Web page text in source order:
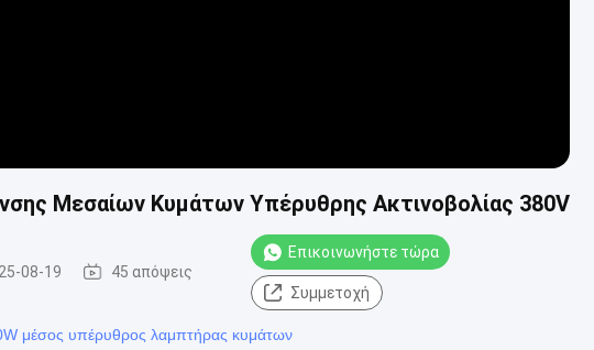
Μεσαίων Κυμάτων Υπέρυθρης Ακτινοβολίας 380V
08-19 45 απόψεις
Επικοινωνήστε τώρα
Συμμετοχή
μέσος υπέρυθρος λαμπτήρας κυμάτων